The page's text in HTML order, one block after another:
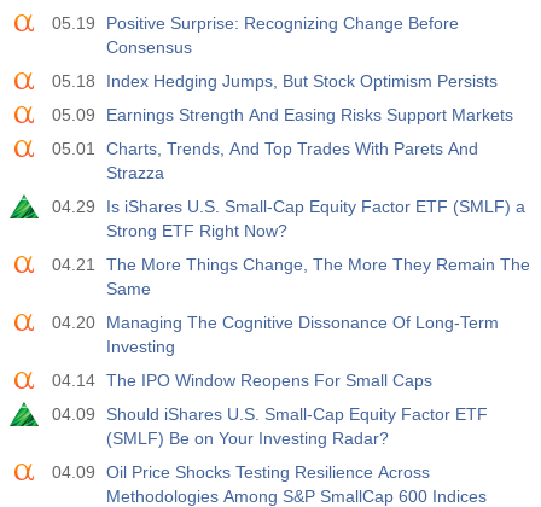
05.19
Positive Surprise: Recognizing Change Before
Consensus
05.18
Index Hedging Jumps, But Stock Optimism Persists
05.09
Earnings Strength And Easing Risks Support Markets
05.01
Charts, Trends, And Top Trades With Parets And
Strazza
04.29
Is iShares U.S. Small-Cap Equity Factor ETF (SMLF) a
Strong ETF Right Now?
04.21
The More Things Change, The More They Remain The
Same
04.20
Managing The Cognitive Dissonance Of Long-Term
Investing
04.14 The IPO Window Reopens For Small Caps
04.09
Should iShares U.S. Small-Cap Equity Factor ETF
(SMLF) Be on Your Investing Radar?
04.09
Oil Price Shocks Testing Resilience Across
Methodologies Among S&P SmallCap 600 Indices